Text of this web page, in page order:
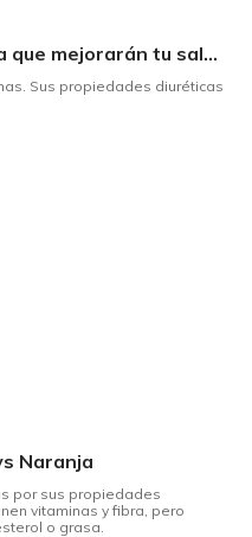
Los beneficios de la papaya que mejorarán tu salud
Sus propiedades diuréticas
Naranja
por sus propiedades
vitaminas y fibra, pero
o grasa.